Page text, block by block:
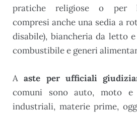
pratiche religiose o per
compresi anche una sedia a
disabile), biancheria da letto
combustibile e generi
Aaste per ufficiali
comuni sono auto, moto e
industriali, materie prime,